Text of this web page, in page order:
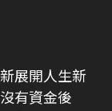
展開人生新
有資金後